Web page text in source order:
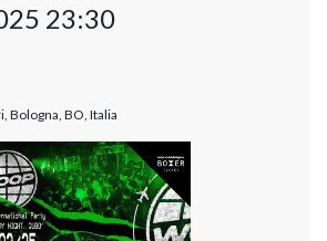
23:30
Bologna, BO, Italia